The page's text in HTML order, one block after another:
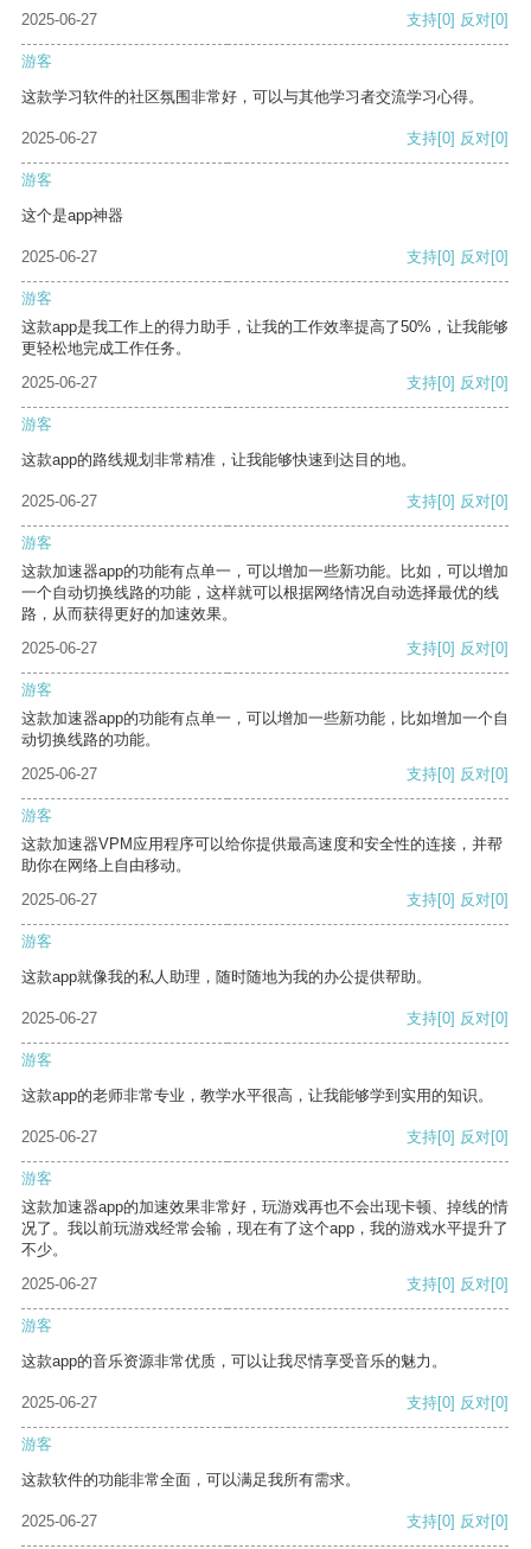
2025-06-27 支持[0] 反对[0]
游客
这款学习软件的社区氛围非常好，可以与其他学习者交流学习心得。
2025-06-27 支持[0] 反对[0]
游客
这个是app神器
2025-06-27 支持[0] 反对[0]
游客
这款app是我工作上的得力助手，让我的工作效率提高了50%，让我能够
更轻松地完成工作任务。
2025-06-27
支持[0] 反对[0]
游客
这款app的路线规划非常精准，让我能够快速到达目的地。
2025-06-27 支持[0] 反对[0]
游客
这款加速器app的功能有点单一，可以增加一些新功能。比如，可以增加
一个自动切换线路的功能，这样就可以根据网络情况自动选择最优的线
路，从而获得更好的加速效果。
2025-06-27
支持[0] 反对[0]
游客
这款加速器app的功能有点单一，可以增加一些新功能，比如增加一个自
动切换线路的功能。
2025-06-27
支持[0] 反对[0]
游客
这款加速器VPM应用程序可以给你提供最高速度和安全性的连接，并帮
助你在网络上自由移动。
2025-06-27
支持[0] 反对[0]
游客
这款app就像我的私人助理，随时随地为我的办公提供帮助。
2025-06-27 支持[0] 反对[0]
游客
这款app的老师非常专业，教学水平很高，让我能够学到实用的知识。
2025-06-27 支持[0] 反对[0]
游客
这款加速器app的加速效果非常好，玩游戏再也不会出现卡顿、掉线的情
况了。我以前玩游戏经常会输，现在有了这个app，我的游戏水平提升了
不少。
2025-06-27
支持[0] 反对[0]
游客
这款app的音乐资源非常优质，可以让我尽情享受音乐的魅力。
2025-06-27 支持[0] 反对[0]
游客
这款软件的功能非常全面，可以满足我所有需求。
2025-06-27 支持[0] 反对[0]